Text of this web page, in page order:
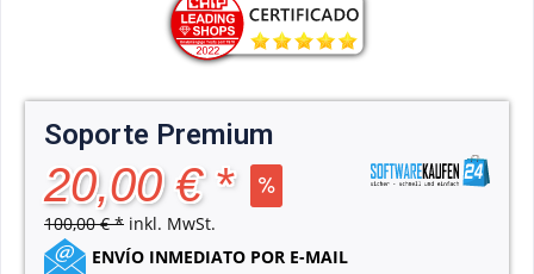
Soporte Premium
20,00 € *
100,00 € * inkl. MwSt.
ENVÍO INMEDIATO POR E-MAIL